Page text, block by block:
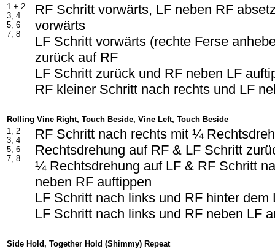
1 + 2
3, 4
5, 6
7, 8
RF Schritt vorwärts, LF neben RF
vorwärts
LF Schritt vorwärts (rechte Ferse
zurück auf RF
LF Schritt zurück und RF neben LF
RF kleiner Schritt nach rechts und LF
Rolling Vine Right, Touch Beside, Vine Left, Touch Beside
1, 2
3, 4
5, 6
7, 8
RF Schritt nach rechts mit ¼
Rechtsdrehung auf RF & LF Schritt
¼ Rechtsdrehung auf LF & RF Schritt
neben RF auftippen
LF Schritt nach links und RF hinter dem
LF Schritt nach links und RF neben LF
Side Hold, Together Hold (Shimmy) Repeat